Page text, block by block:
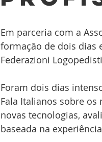
Em parceria com a
formação de dois dias
Federazioni
Foram dois dias
Fala Italianos sobre
novas tecnologias,
baseada na